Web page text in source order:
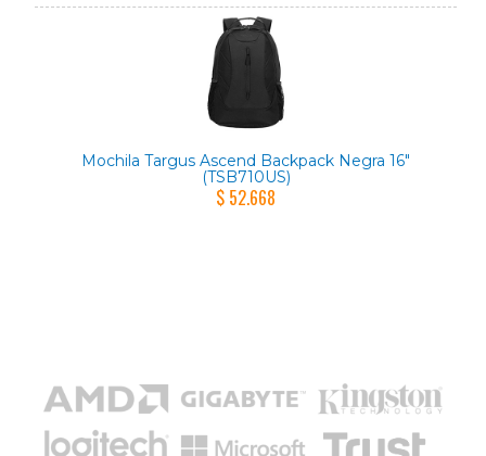
Mochila Targus Ascend Backpack Negra 16"
(TSB710US)
$ 52.668